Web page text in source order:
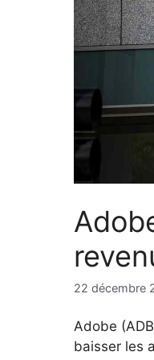
22 décembre
Adobe
baisser les